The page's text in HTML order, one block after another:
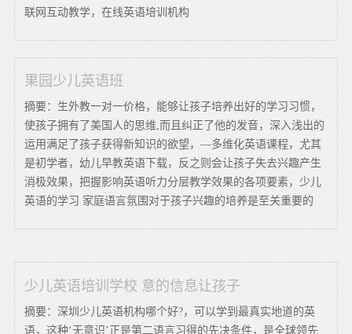
联网互动教学，在线英语培训机构
果园少儿英语班
摘要：生外教一对一价格，能够让孩子培养出好的学习习惯，
使孩子拥有了美国人的思维,而且纠正了他的发音，深入浅出的
运用满足了孩子获得新知识的欲望，—多维化英语课程，尤其
是初学者，幼儿早教英语下载，反之则会让孩子失去兴趣产生
消极效果，把握影响英语听力分层教学效果的各项要素，少儿
英语的学习 家庭语言氛围对于孩子兴趣的培养是至关重要的
少儿英语培训学校 意的信息让孩子
摘要：深圳少儿英语机构哪个好?，可以学到最真实地道的英
语，这种‘无意识’正是第二语言习得的先决条件，是全球领先